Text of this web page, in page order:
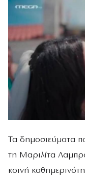
Τα δημοσιεύματα
τη Μαριλίτα
κοινή